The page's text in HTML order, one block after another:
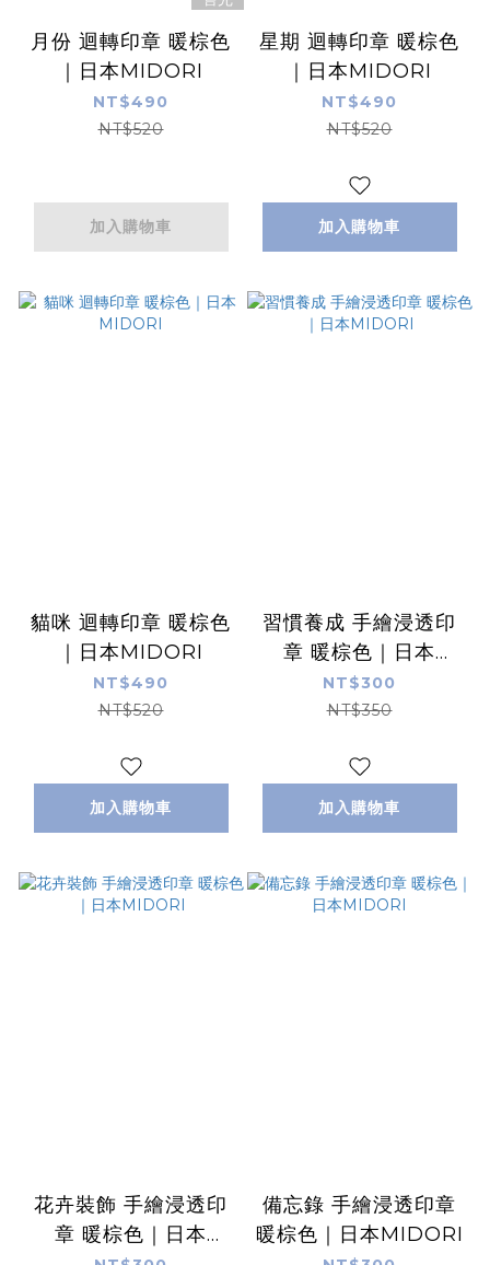
月份 迴轉印章 暖棕色
｜日本MIDORI
NT$490
NT$520
加入購物車
星期 迴轉印章 暖棕色
｜日本MIDORI
NT$490
NT$520
加入購物車
貓咪 迴轉印章 暖棕色
｜日本MIDORI
NT$490
NT$520
加入購物車
習慣養成 手繪浸透印
章 暖棕色｜日本
MIDORI
NT$300
NT$350
加入購物車
花卉裝飾 手繪浸透印
章 暖棕色｜日本
備忘錄 手繪浸透印章
暖棕色｜日本MIDORI